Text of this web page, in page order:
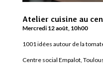
Atelier cuisine au
Mercredi 12 août, 10h00
1001 idées autour de la
Centre social Empalot,